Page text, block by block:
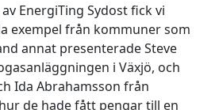
EnergiTing Sydost fick vi
exempel från kommuner som
annat presenterade Steve
i Växjö, och
Ida Abrahamsson från
de hade fått pengar till en